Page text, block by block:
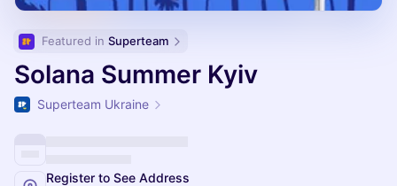
Featured in Superteam
Solana Summer Kyiv
Superteam Ukraine
Register to See Address